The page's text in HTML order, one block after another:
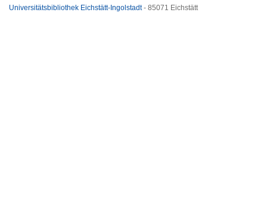
Universitätsbibliothek Eichstätt-Ingolstadt- 85071 Eichstätt